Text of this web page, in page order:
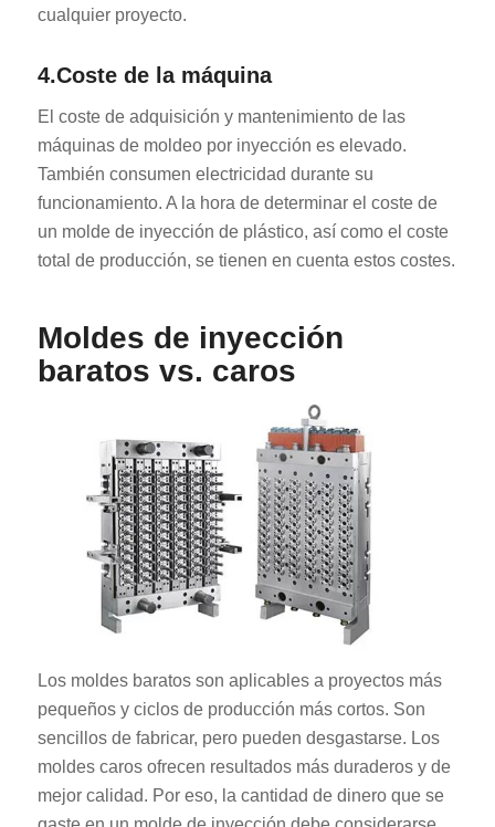
cualquier proyecto.
4.Coste de la máquina
El coste de adquisición y mantenimiento de las
máquinas de moldeo por inyección es elevado.
También consumen electricidad durante su
funcionamiento. A la hora de determinar el coste de
un molde de inyección de plástico, así como el coste
total de producción, se tienen en cuenta estos costes.
Moldes de inyección
baratos vs. caros
Los moldes baratos son aplicables a proyectos más
pequeños y ciclos de producción más cortos. Son
sencillos de fabricar, pero pueden desgastarse. Los
moldes caros ofrecen resultados más duraderos y de
mejor calidad. Por eso, la cantidad de dinero que se